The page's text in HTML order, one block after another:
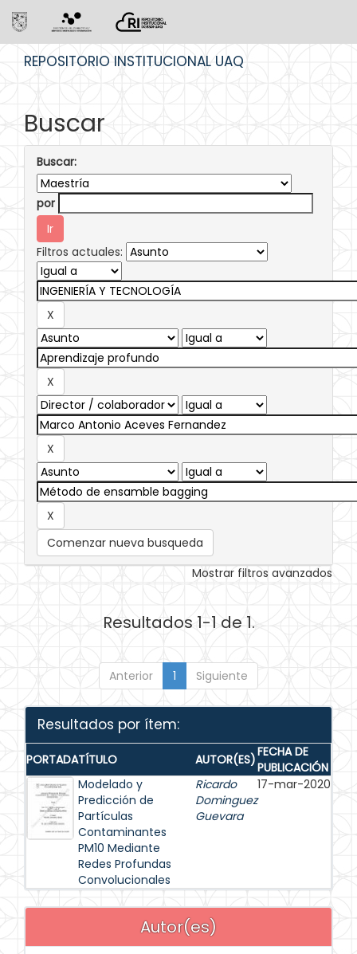
REPOSITORIO INSTITUCIONAL UAQ
Buscar
Buscar:
por
Filtros actuales:
Comenzar nueva busqueda
Mostrar filtros avanzados
Resultados 1-1 de 1.
Anterior 1 Siguiente
Resultados por ítem:
PORTADATÍTULO AUTOR(ES)FECHA DE
PUBLICACIÓN
Modelado y
Predicción de
Partículas
Contaminantes
PM10 Mediante
Redes Profundas
Convolucionales
Ricardo
Dominguez
Guevara
17-mar-2020
Autor(es)